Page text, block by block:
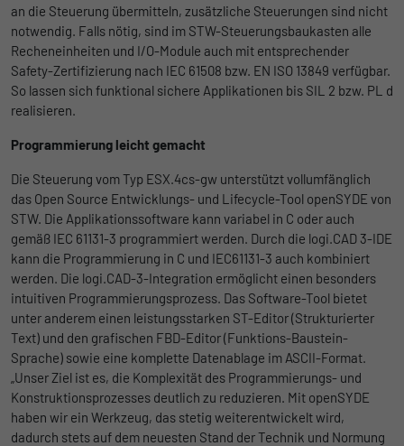
an die Steuerung übermitteln, zusätzliche Steuerungen sind nicht
notwendig. Falls nötig, sind im STW-Steuerungsbaukasten alle
Recheneinheiten und I/O-Module auch mit entsprechender
Safety-Zertifizierung nach IEC 61508 bzw. EN ISO 13849 verfügbar.
So lassen sich funktional sichere Applikationen bis SIL 2 bzw. PL d
realisieren.
Programmierung leicht gemacht
Die Steuerung vom Typ ESX.4cs-gw unterstützt vollumfänglich
das Open Source Entwicklungs- und Lifecycle-Tool openSYDE von
STW. Die Applikationssoftware kann variabel in C oder auch
gemäß IEC 61131-3 programmiert werden. Durch die logi.CAD 3-IDE
kann die Programmierung in C und IEC61131-3 auch kombiniert
werden. Die logi.CAD-3-Integration ermöglicht einen besonders
intuitiven Programmierungsprozess. Das Software-Tool bietet
unter anderem einen leistungsstarken ST-Editor (Strukturierter
Text) und den grafischen FBD-Editor (Funktions-Baustein-
Sprache) sowie eine komplette Datenablage im ASCII-Format.
„Unser Ziel ist es, die Komplexität des Programmierungs- und
Konstruktionsprozesses deutlich zu reduzieren. Mit openSYDE
haben wir ein Werkzeug, das stetig weiterentwickelt wird,
dadurch stets auf dem neuesten Stand der Technik und Normung
Laufzeit 1 Jahr und 1 Monat
Zweck
Matomo setzt dieses Cookie, um eine
Name _pk_ses
Anbieter Matomo
Laufzeit 1 Stunde
Zweck
Matomo setzt dieses Cookie, um eine
eindeutige Sitzungs-ID zu speichern, mit
der Informationen darüber gesammelt
werden, wie die Benutzer die Website